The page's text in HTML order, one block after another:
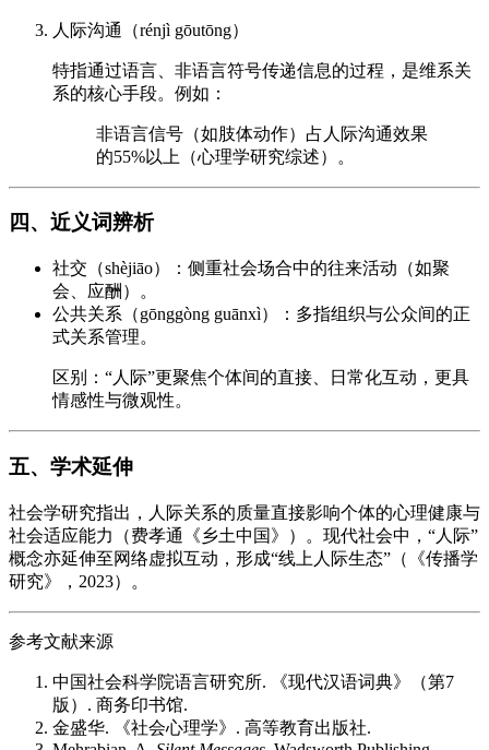
人际沟通（rénjì gōutōng）
特指通过语言、非语言符号传递信息的过程，是维系关
系的核心手段。例如：
非语言信号（如肢体动作）占人际沟通效果
的55%以上（心理学研究综述）。
四、近义词辨析
社交（shèjiāo）：侧重社会场合中的往来活动（如聚
会、应酬）。
公共关系（gōnggòng guānxì）：多指组织与公众间的正
式关系管理。
区别：“人际”更聚焦个体间的直接、日常化互动，更具
情感性与微观性。
五、学术延伸
社会学研究指出，人际关系的质量直接影响个体的心理健康与
社会适应能力（费孝通《乡土中国》）。现代社会中，“人际”
概念亦延伸至网络虚拟互动，形成“线上人际生态”（《传播学
研究》，2023）。
参考文献来源
中国社会科学院语言研究所. 《现代汉语词典》（第7
版）. 商务印书馆.
金盛华. 《社会心理学》. 高等教育出版社.